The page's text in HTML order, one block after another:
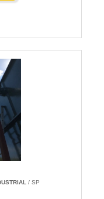
/ SP